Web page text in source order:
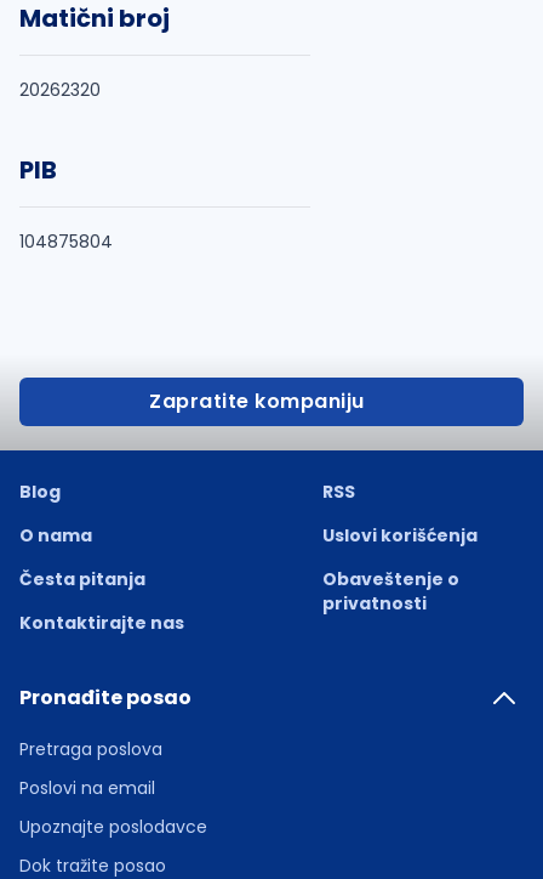
Matični broj
20262320
PIB
104875804
Zapratite kompaniju
Blog
O nama
Česta pitanja
Kontaktirajte nas
RSS
Uslovi korišćenja
Obaveštenje o
privatnosti
Pronađite posao
Pretraga poslova
Poslovi na email
Upoznajte poslodavce
Dok tražite posao